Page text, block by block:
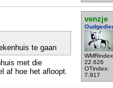
venzje
22.626
OTindex:
7.917
te gaan
met die
af hoe het afloopt.